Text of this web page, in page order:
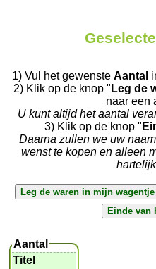
1) Vul het gewenste Aantal
2) Klik op de knop " Leg de
naar een
U kunt altijd het aantal
3) Klik op de knop "
Daarna zullen we uw
wenst te kopen en alleen
Aantal
Titel